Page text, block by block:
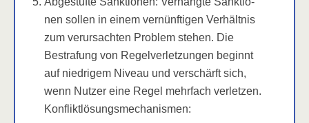
nen sol­len in einem ver­nünf­ti­gen Ver­hält­nis
zum ver­ur­sach­ten Pro­blem ste­hen. Die
Bestra­fung von Regel­ver­let­zun­gen beginnt
auf nied­ri­gem Niveau und ver­schärft sich,
wenn Nut­zer eine Regel mehr­fach ver­let­zen.
Konfliktlösungsmechanismen: